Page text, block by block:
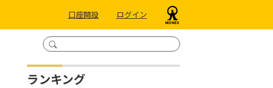
口座開設 ログイン
ランキング